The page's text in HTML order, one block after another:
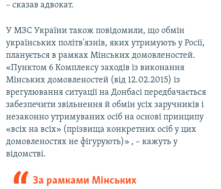
– сказав адвокат.
У МЗС України також повідомили, що обмін
українських політв'язнів, яких утримують у Росії,
планується в рамках Мінських домовленостей.
«Пунктом 6 Комплексу заходів із виконання
Мінських домовленостей (від 12.02.2015) із
врегулювання ситуації на Донбасі передбачається
забезпечити звільнення й обмін усіх заручників і
незаконно утримуваних осіб на основі принципу
«всіх на всіх» (прізвища конкретних осіб у цих
домовленостях не фігурують)» , – кажуть у
відомстві.
За рамками Мінських